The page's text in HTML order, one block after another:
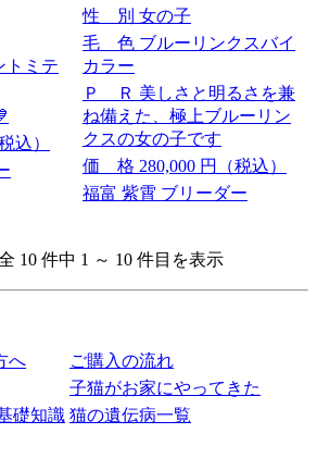
トミテ
込）
性 別 女の子
毛 色 ブルーリンクスバイ
カラー
Ｐ Ｒ 美しさと明るさを兼
ね備えた、極上ブルーリン
クスの女の子です
価 格 280,000 円（税込）
福富 紫霄 ブリーダー
10 件中 1 ～ 10 件目を表示
へ
ご購入の流れ
子猫がお家にやってきた
礎知識 猫の遺伝病一覧